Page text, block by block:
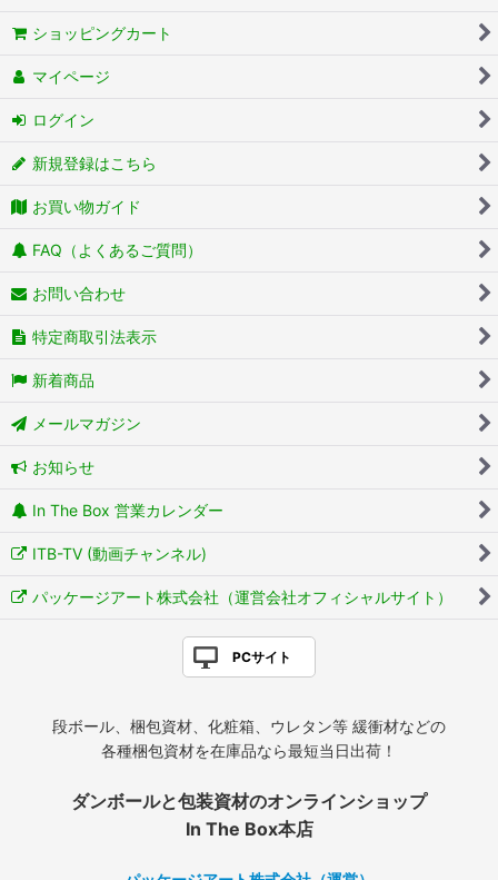
ショッピングカート
マイページ
ログイン
新規登録はこちら
お買い物ガイド
FAQ（よくあるご質問）
お問い合わせ
特定商取引法表示
新着商品
メールマガジン
お知らせ
In The Box 営業カレンダー
ITB-TV (動画チャンネル)
パッケージアート株式会社（運営会社オフィシャルサイト）
PCサイト
段ボール、梱包資材、化粧箱、ウレタン等 緩衝材などの
各種梱包資材を在庫品なら最短当日出荷！
ダンボールと包装資材のオンラインショップ
In The Box本店